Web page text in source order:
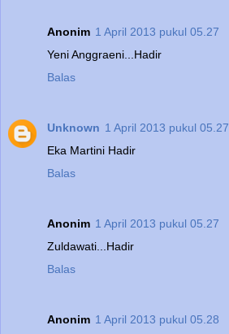
Anonim 1 April 2013 pukul 05.27
Yeni Anggraeni...Hadir
Balas
Unknown 1 April 2013 pukul 05.27
Eka Martini Hadir
Balas
Anonim 1 April 2013 pukul 05.27
Zuldawati...Hadir
Balas
Anonim 1 April 2013 pukul 05.28